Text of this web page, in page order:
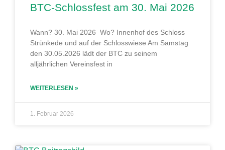
BTC-Schlossfest am 30. Mai 2026
Wann? 30. Mai 2026 Wo? Innenhof des Schloss
Strünkede und auf der Schlosswiese Am Samstag
den 30.05.2026 lädt der BTC zu seinem
alljährlichen Vereinsfest in
WEITERLESEN »
1. Februar 2026